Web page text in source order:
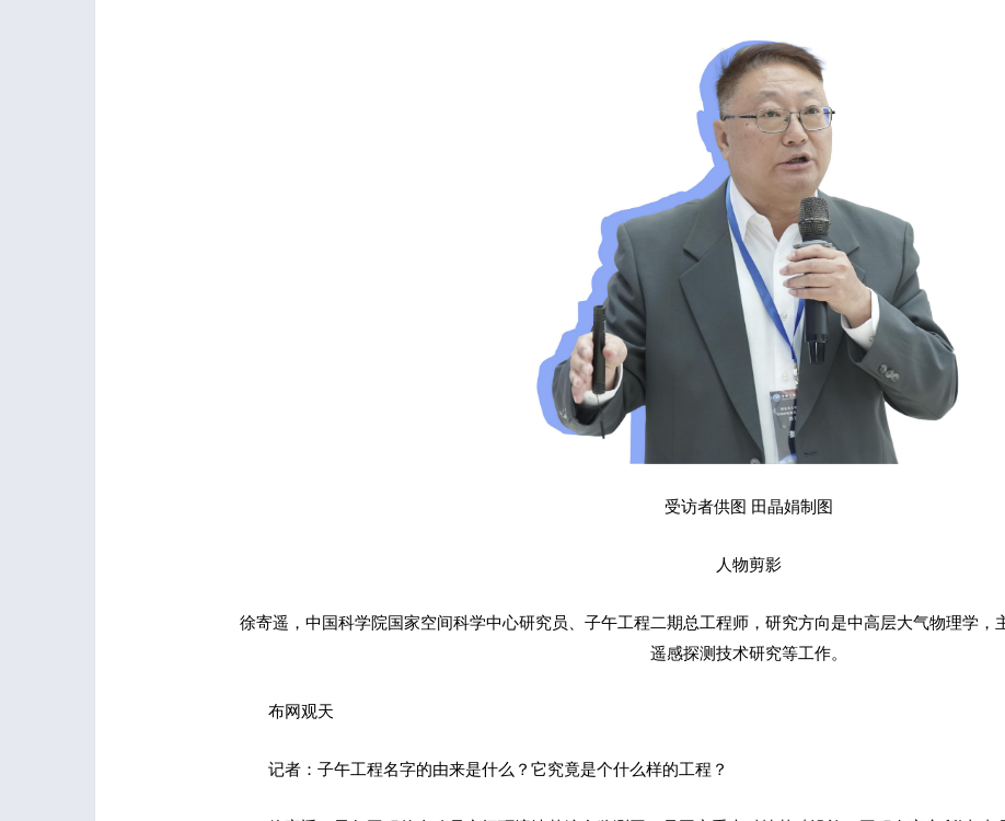
受访者供图 田晶娟制图
人物剪影
徐寄遥，中国科学院国家空间科学中心研究员、子午工程二期总工程师，研究方向是中高层大气物理学，
遥感探测技术研究等工作。
布网观天
记者：子午工程名字的由来是什么？它究竟是个什么样的工程？